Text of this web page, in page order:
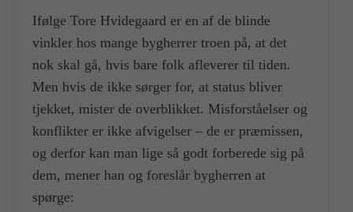
Ifølge Tore Hvidegaard er en af de blinde
vinkler hos mange bygherrer troen på, at det
nok skal gå, hvis bare folk afleverer til tiden.
Men hvis de ikke sørger for, at status bliver
tjekket, mister de overblikket. Misforståelser og
konflikter er ikke afvigelser – de er præmissen,
og derfor kan man lige så godt forberede sig på
dem, mener han og foreslår bygherren at
spørge: